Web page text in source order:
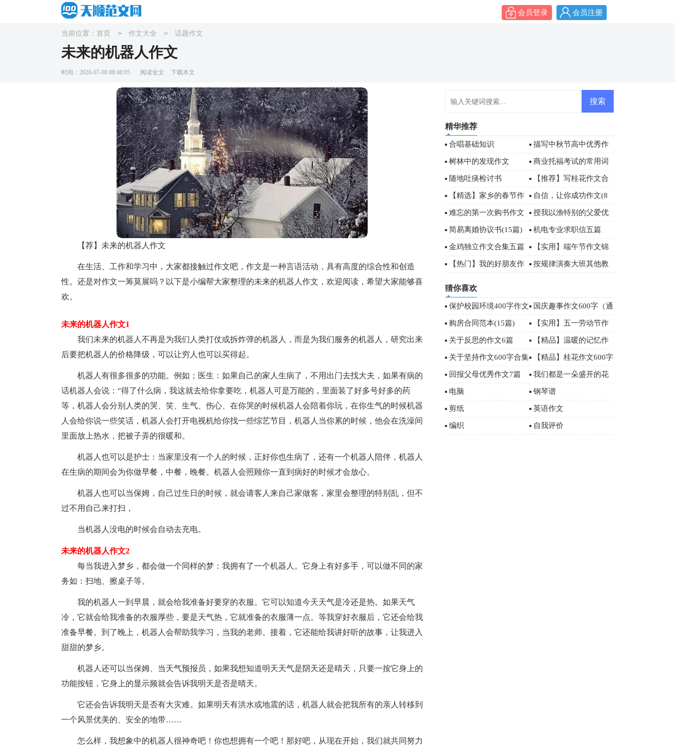
会员登录 会员注册
当前位置： 首页 > 作文大全 > 话题作文
未来的机器人作文
时间：2026-07-08 08:48:05 阅读全文 下载本文
【荐】未来的机器人作文
在生活、工作和学习中，大家都接触过作文吧，作文是一种言语活动，具有高度的综合性和创造
性。还是对作文一筹莫展吗？以下是小编帮大家整理的未来的机器人作文，欢迎阅读，希望大家能够喜
欢。
未来的机器人作文1
我们未来的机器人不再是为我们人类打仗或拆炸弹的机器人，而是为我们服务的机器人，研究出来
后要把机器人的价格降级，可以让穷人也可以买得起。
机器人有很多很多的功能。例如；医生：如果自己的家人生病了，不用出门去找大夫，如果有病的
话机器人会说：“得了什么病，我这就去给你拿要吃，机器人可是万能的，里面装了好多号好多的药
等，机器人会分别人类的哭、笑、生气、伤心、在你哭的时候机器人会陪着你玩，在你生气的时候机器
人会给你说一些笑话，机器人会打开电视机给你找一些综艺节目，机器人当你累的时候，他会在洗澡间
里面放上热水，把被子弄的很暖和。
机器人也可以是护士：当家里没有一个人的时候，正好你也生病了，还有一个机器人陪伴，机器人
在生病的期间会为你做早餐，中餐，晚餐。机器人会照顾你一直到病好的时候才会放心。
机器人也可以当保姆，自己过生日的时候，就会请客人来自己家做客，家里会整理的特别乱，但不
过不用自己来打扫，
当机器人没电的时候会自动去充电。
未来的机器人作文2
每当我进入梦乡，都会做一个同样的梦：我拥有了一个机器人。它身上有好多手，可以做不同的家
务如：扫地、擦桌子等。
我的机器人一到早晨，就会给我准备好要穿的衣服。它可以知道今天天气是冷还是热。如果天气
冷，它就会给我准备的衣服厚些，要是天气热，它就准备的衣服薄一点。等我穿好衣服后，它还会给我
准备早餐。到了晚上，机器人会帮助我学习，当我的老师。接着，它还能给我讲好听的故事，让我进入
甜甜的梦乡。
机器人还可以当保姆、当天气预报员，如果我想知道明天天气是阴天还是晴天，只要一按它身上的
功能按钮，它身上的显示频就会告诉我明天是否是晴天。
它还会告诉我明天是否有大灾难。如果明天有洪水或地震的话，机器人就会把我所有的亲人转移到
一个风景优美的、安全的地带……
怎么样，我想象中的机器人很神奇吧！你也想拥有一个吧！那好吧，从现在开始，我们就共同努力
精华推荐
合唱基础知识 描写中秋节高中优秀作
文3篇
树林中的发现作文 商业托福考试的常用词
汇
随地吐痰检讨书 【推荐】写桂花作文合
集7篇
【精选】家乡的春节作
文500字八篇
自信，让你成功作文(8
篇)
难忘的第一次购书作文
300字
授我以渔特别的父爱优
秀作文
简易离婚协议书(15篇) 机电专业求职信五篇
金鸡独立作文合集五篇 【实用】端午节作文锦
集八篇
【热门】我的好朋友作 按规律演奏大班其他教
猜你喜欢
保护校园环境400字作文 国庆趣事作文600字（通
用35篇）
购房合同范本(15篇) 【实用】五一劳动节作
文400字10篇
关于反思的作文6篇 【精品】温暖的记忆作
文3篇
关于坚持作文600字合集
6篇
【精品】桂花作文600字
3篇
回报父母优秀作文7篇 我们都是一朵盛开的花
作文2篇
电脑 钢琴谱
剪纸 英语作文
编织 自我评价